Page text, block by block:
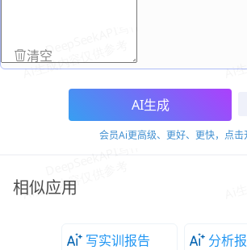
清空
AI生成
会员Ai更高级、更好、更快，点击
相似应用
写实训报告 分析